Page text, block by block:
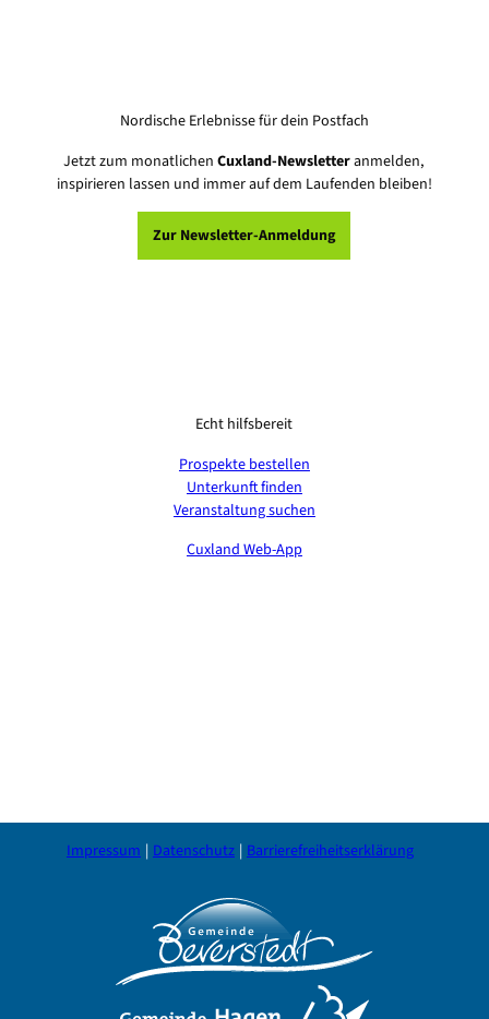
Nordische Erlebnisse für dein Postfach
Jetzt zum monatlichenCuxland-Newsletteranmelden,
inspirieren lassen und immer auf dem Laufenden bleiben!
Zur Newsletter-Anmeldung
Echt hilfsbereit
Prospekte bestellen
Unterkunft finden
Veranstaltung suchen
Cuxland Web-App
Impressum Datenschutz Barrierefreiheitserklärung